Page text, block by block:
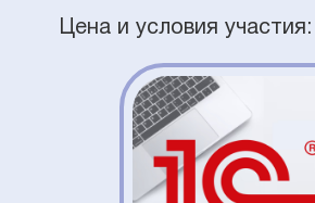
Цена и условия